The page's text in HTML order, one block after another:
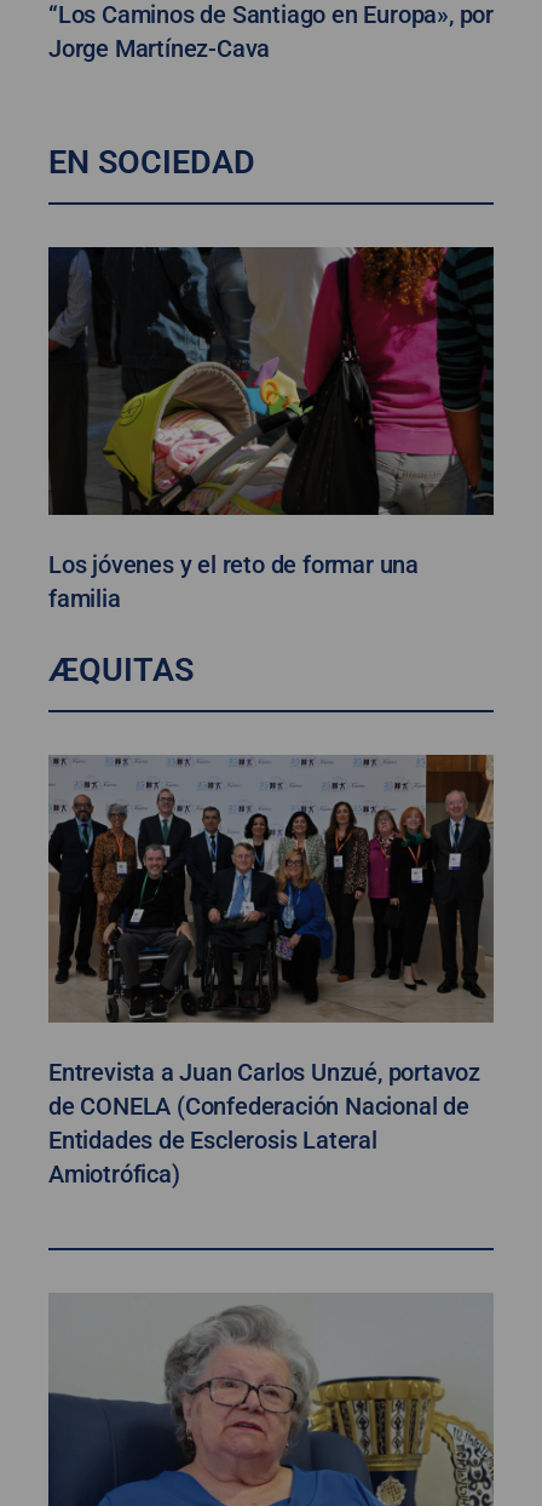
“Los Caminos de Santiago en Europa», por
Jorge Martínez-Cava
EN SOCIEDAD
Los jóvenes y el reto de formar una
familia
ÆQUITAS
Entrevista a Juan Carlos Unzué, portavoz
de CONELA (Confederación Nacional de
Entidades de Esclerosis Lateral
Amiotrófica)